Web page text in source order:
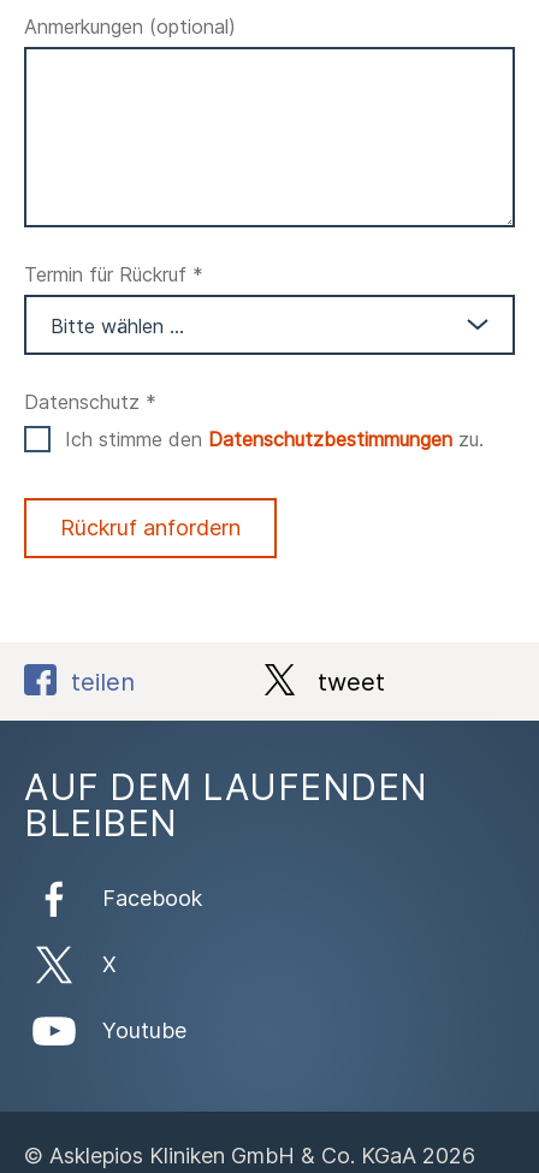
Anmerkungen (optional)
Termin für Rückruf *
Datenschutz *
Ich stimme den Datenschutzbestimmungen zu.
Rückruf anfordern
teilen tweet
AUF DEM LAUFENDEN
BLEIBEN
Facebook
X
Youtube
© Asklepios Kliniken GmbH & Co. KGaA 2026